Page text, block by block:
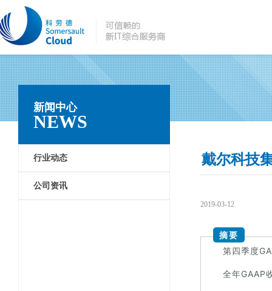
新闻中心
NEWS
行业动态
公司资讯
戴尔科技
2019-03-12
摘要
第四季度
全年GAAP